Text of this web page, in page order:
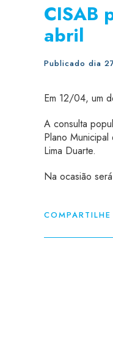
CISAB
abril
Publicado dia
Em 12/04, um
A consulta
Plano
Lima Duarte.
Na ocasião
COMPARTILHE